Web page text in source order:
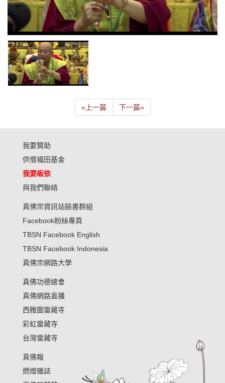
« 上一篇 下一篇»
我要贊助
供僧福田基金
我要皈依
與我們聯絡
真佛宗資訊站臉書群組
Facebook粉絲專頁
TBSN Facebook English
TBSN Facebook Indonesia
真佛宗網路大學
真佛功德總會
真佛網路直播
西雅圖雷藏寺
彩虹雷藏寺
台灣雷藏寺
真佛報
燃燈雜誌